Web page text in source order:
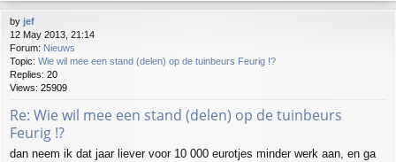
by jef
12 May 2013, 21:14
Forum: Nieuws
Topic: Wie wil mee een stand (delen) op de tuinbeurs Feurig !?
Replies: 20
Views: 25909
Re: Wie wil mee een stand (delen) op de tuinbeurs
Feurig !?
dan neem ik dat jaar liever voor 10 000 eurotjes minder werk aan, en ga